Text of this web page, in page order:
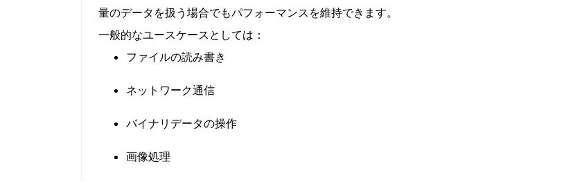
量のデータを扱う場合でもパフォーマンスを維持できます。
一般的なユースケースとしては：
ファイルの読み書き
ネットワーク通信
バイナリデータの操作
画像処理